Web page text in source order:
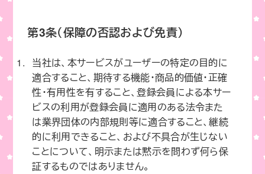
第3条（保障の否認および免責）
当社は、本サービスがユーザーの特定の目的に
適合すること、期待する機能・商品的価値・正確
性・有用性を有すること、登録会員による本サー
ビスの利用が登録会員に適用のある法令また
は業界団体の内部規則等に適合すること、継続
的に利用できること、および不具合が生じない
ことについて、明示または黙示を問わず何ら保
証するものではありません。